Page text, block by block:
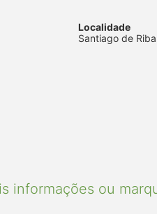
Localidade
Santiago de
informações ou